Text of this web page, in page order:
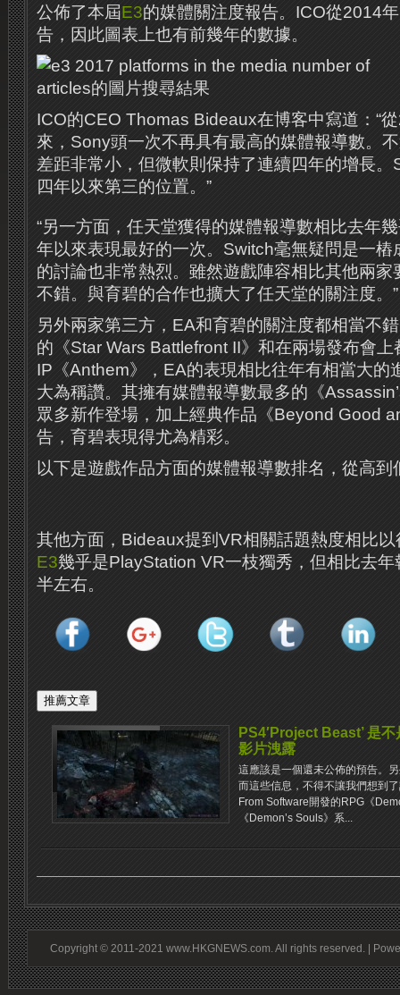
公佈了本屆E3的媒體關注度報告。ICO從2014
告，因此圖表上也有前幾年的數據。
ICO的CEO Thomas Bideaux在博客中寫道：“
來，Sony頭一次不再具有最高的媒體報導數。
差距非常小，但微軟則保持了連續四年的增長
四年以來第三的位置。”
“另一方面，任天堂獲得的媒體報導數相比去年
年以來表現最好的一次。Switch毫無疑問是一樁
的討論也非常熱烈。雖然遊戲陣容相比其他兩
不錯。與育碧的合作也擴大了任天堂的關注度。”
另外兩家第三方，EA和育碧的關注度都相當不
的《Star Wars Battlefront II》和在兩場發布會上
IP《Anthem》，EA的表現相比往年有相當大的
大為稱讚。其擁有媒體報導數最多的《
眾多新作登場，加上經典作品《Beyond Good
告，育碧表現得尤為精彩。
以下是遊戲作品方面的媒體報導數排名，從高到
其他方面，Bideaux提到VR相關話題熱度相比
E3幾乎是PlayStation VR一枝獨秀，但相比去
半左右。
PS4′Project Beast’ 是
影片洩露
這應該是一個還未公佈的預告。
而這些信息，不得不讓我們想到
From Software開發的RPG《
《Demon’s Souls》系...
Copyright © 2011-2021 www.HKGNEWS.com. All rights reserved. |